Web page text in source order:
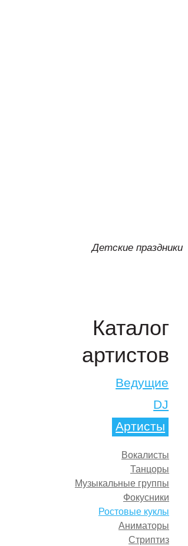
Детские праздники
Каталог
артистов
Ведущие
DJ
Артисты
Вокалисты
Танцоры
Музыкальные группы
Фокусники
Ростовые куклы
Аниматоры
Стриптиз